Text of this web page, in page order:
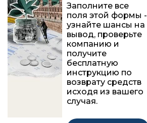
Заполните все
поля этой формы -
узнайте шансы на
вывод, проверьте
компанию и
получите
бесплатную
инструкцию по
возврату средств
исходя из вашего
случая.